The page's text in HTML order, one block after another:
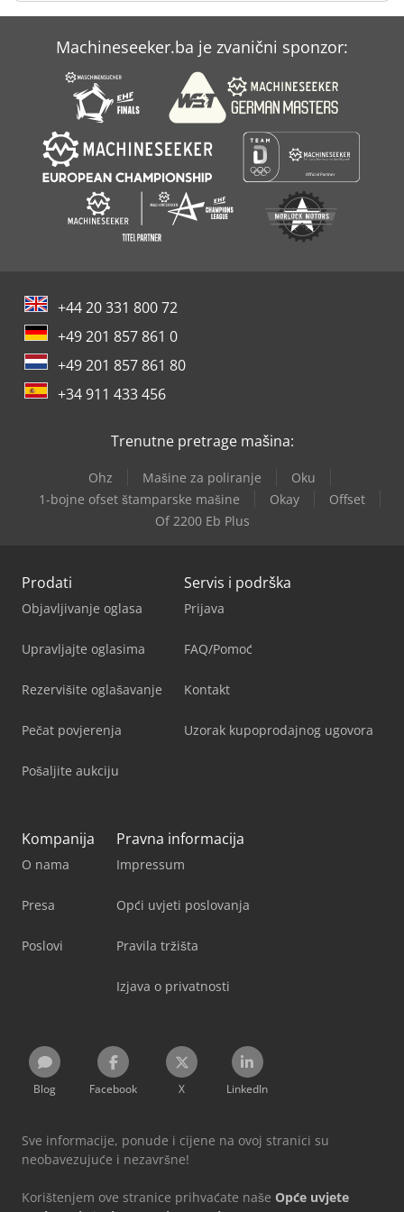
Case Ih Maxxum 5140
Case Ih Mx 110
Case Ih Mx 230
Machineseeker.ba je zvanični sponzor:
+44 20 331 800 72
+49 201 857 861 0
+49 201 857 861 80
+34 911 433 456
Trenutne pretrage mašina:
Ohz Mašine za poliranje
Oku
1-bojne ofset štamparske mašine
Okay
Offset
Of 2200 Eb Plus
Prodati
Objavljivanje oglasa
Upravljajte oglasima
Rezervišite oglašavanje
Pečat povjerenja
Pošaljite aukciju
Servis i podrška
Prijava
FAQ/Pomoć
Kontakt
Uzorak kupoprodajnog ugovora
Kompanija
O nama
Presa
Poslovi
Pravna informacija
Impressum
Opći uvjeti poslovanja
Pravila tržišta
Izjava o privatnosti
Blog Facebook X LinkedIn
Sve informacije, ponude i cijene na ovoj stranici su
neobavezujuće i nezavršne!
Korištenjem ove stranice prihvaćate naše Opće uvjete